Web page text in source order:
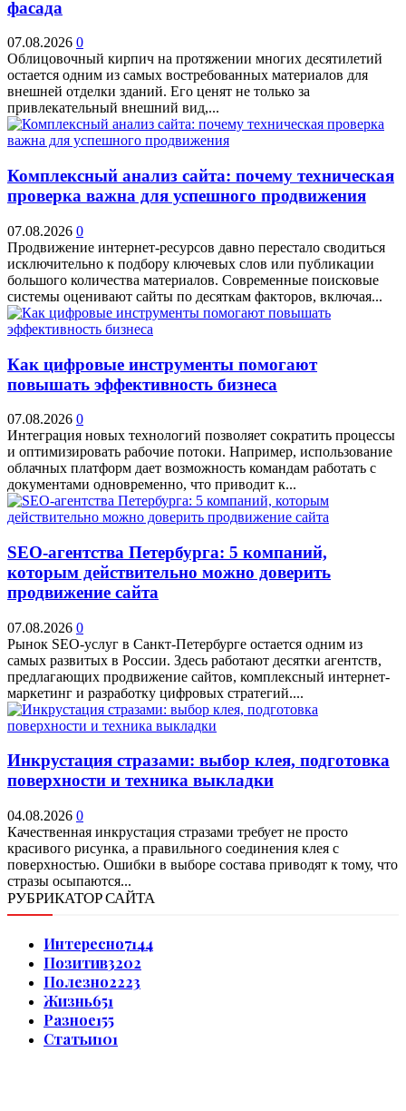
фасада
07.08.2026 0
Облицовочный кирпич на протяжении многих десятилетий
остается одним из самых востребованных материалов для
внешней отделки зданий. Его ценят не только за
привлекательный внешний вид,...
Комплексный анализ сайта: почему техническая
проверка важна для успешного продвижения
07.08.2026 0
Продвижение интернет-ресурсов давно перестало сводиться
исключительно к подбору ключевых слов или публикации
большого количества материалов. Современные поисковые
системы оценивают сайты по десяткам факторов, включая...
Как цифровые инструменты помогают
повышать эффективность бизнеса
07.08.2026 0
Интеграция новых технологий позволяет сократить процессы
и оптимизировать рабочие потоки. Например, использование
облачных платформ дает возможность командам работать с
документами одновременно, что приводит к...
SEO-агентства Петербурга: 5 компаний,
которым действительно можно доверить
продвижение сайта
07.08.2026 0
Рынок SEO-услуг в Санкт-Петербурге остается одним из
самых развитых в России. Здесь работают десятки агентств,
предлагающих продвижение сайтов, комплексный интернет-
маркетинг и разработку цифровых стратегий....
Инкрустация стразами: выбор клея, подготовка
поверхности и техника выкладки
04.08.2026 0
Качественная инкрустация стразами требует не просто
красивого рисунка, а правильного соединения клея с
поверхностью. Ошибки в выборе состава приводят к тому, что
стразы осыпаются...
РУБРИКАТОР САЙТА
Интересно7144
Позитив3202
Полезно2223
Жизнь651
Разное155
Статьи101